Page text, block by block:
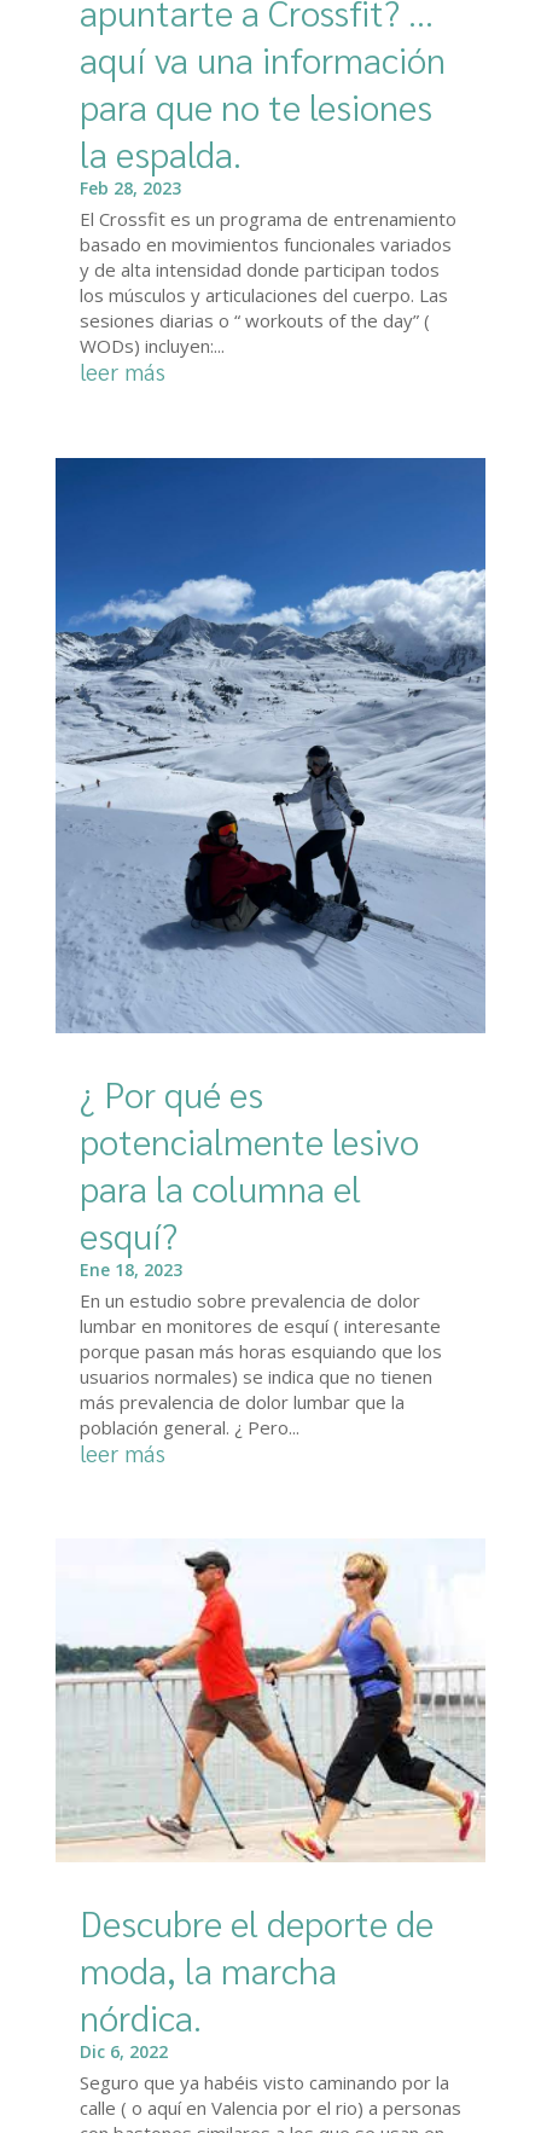
apuntarte a Crossfit? …
aquí va una información
para que no te lesiones
la espalda.
Feb 28, 2023
El Crossfit es un programa de entrenamiento
basado en movimientos funcionales variados
y de alta intensidad donde participan todos
los músculos y articulaciones del cuerpo. Las
sesiones diarias o “ workouts of the day” (
WODs) incluyen:...
leer más
¿ Por qué es
potencialmente lesivo
para la columna el
esquí?
Ene 18, 2023
En un estudio sobre prevalencia de dolor
lumbar en monitores de esquí ( interesante
porque pasan más horas esquiando que los
usuarios normales) se indica que no tienen
más prevalencia de dolor lumbar que la
población general. ¿ Pero...
leer más
Descubre el deporte de
moda, la marcha
nórdica.
Dic 6, 2022
Seguro que ya habéis visto caminando por la
calle ( o aquí en Valencia por el rio) a personas